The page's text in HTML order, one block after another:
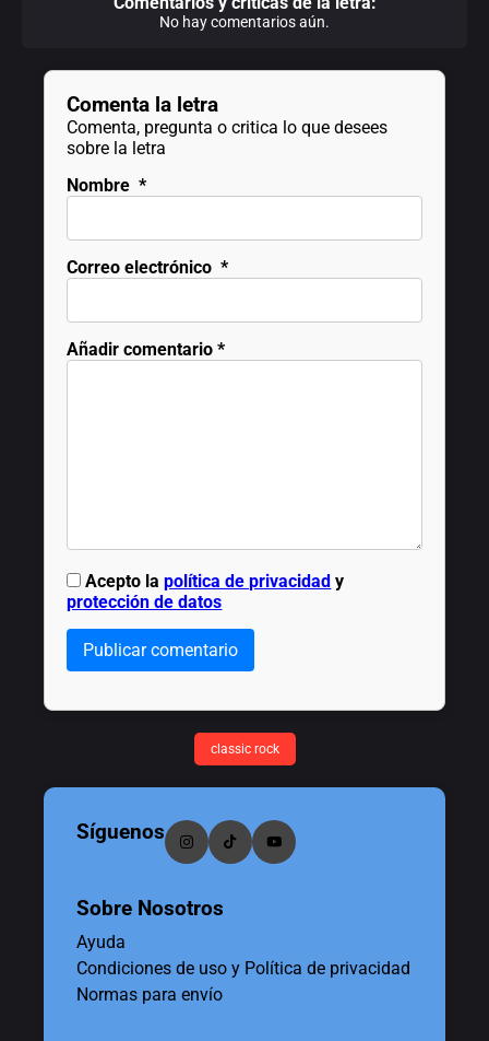
No hay comentarios aún.
Comenta la letra
Comenta, pregunta o critica lo que desees
sobre la letra
Nombre *
Correo electrónico *
Añadir comentario *
Acepto lapolítica de privacidad y
protección de datos
Publicar comentario
classic rock
Síguenos
Sobre Nosotros
Ayuda
Condiciones de uso y Política de privacidad
Normas para envío